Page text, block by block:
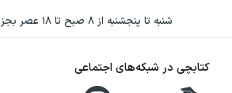
شنبه تا پنجشنبه از ۸ صبح تا ۱۸ عصر بجز روزهای تعطیل
کتابچی در شبکه‌های اجتماعی